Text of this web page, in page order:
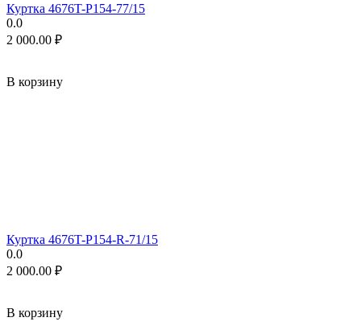
Куртка 4676T-P154-77/15
0.0
2 000.00 ₽
В корзину
Куртка 4676T-P154-R-71/15
0.0
2 000.00 ₽
В корзину